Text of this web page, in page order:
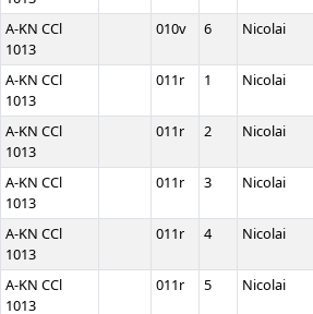
A-KN CCl
1013
010v 6 Nicolai
A-KN CCl
1013
011r 1 Nicolai
A-KN CCl
1013
011r 2 Nicolai
A-KN CCl
1013
011r 3 Nicolai
A-KN CCl
1013
011r 4 Nicolai
A-KN CCl
1013
011r 5 Nicolai